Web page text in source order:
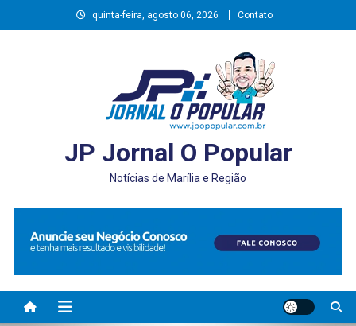
to
quinta-feira, agosto 06, 2026 Contato
JP Jornal O Popular
Notícias de Marília e Região